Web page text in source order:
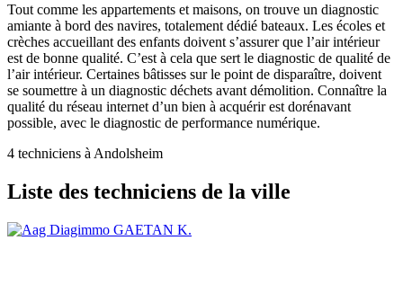
Tout comme les appartements et maisons, on trouve un diagnostic
amiante à bord des navires, totalement dédié bateaux. Les écoles et
crèches accueillant des enfants doivent s’assurer que l’air intérieur
est de bonne qualité. C’est à cela que sert le diagnostic de qualité de
l’air intérieur. Certaines bâtisses sur le point de disparaître, doivent
se soumettre à un diagnostic déchets avant démolition. Connaître la
qualité du réseau internet d’un bien à acquérir est dorénavant
possible, avec le diagnostic de performance numérique.
4 techniciens à Andolsheim
Liste des techniciens de la ville
GAETAN K.